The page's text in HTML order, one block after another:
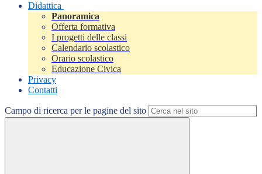
Didattica
Panoramica
Offerta formativa
I progetti delle classi
Calendario scolastico
Orario scolastico
Educazione Civica
Privacy
Contatti
Campo di ricerca per le pagine del sito